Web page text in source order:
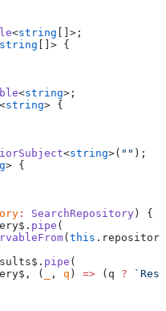
<string []>;
string []> {
<string>;
<string> {
<string>( "" );
> {
: SearchRepository ) {
pipe (
( this
pipe (
( , q ) => (q ?